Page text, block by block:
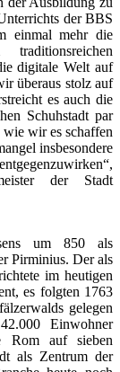
der BBS
einmal mehr die
digitale Welt auf
überaus stolz auf
es auch die
Schuhstadt par
wir es schaffen
insbesondere
der Stadt
um 850 als
Pirminius. Der als
im heutigen
es folgten 1763
gelegen
Einwohner
Rom auf sieben
als Zentrum der